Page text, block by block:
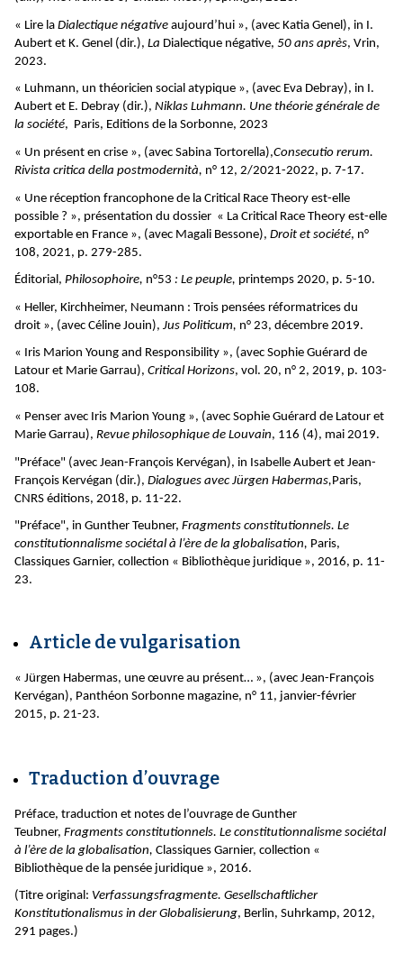
« Lire la Dialectique négative aujourd’hui », (avec Katia Genel), in I.
Aubert et K. Genel (dir.), La Dialectique négative, 50 ans après, Vrin,
2023.
« Luhmann, un théoricien social atypique », (avec Eva Debray), in I.
Aubert et E. Debray (dir.), Niklas Luhmann. Une théorie générale de
la société, Paris, Editions de la Sorbonne, 2023
« Un présent en crise », (avec Sabina Tortorella),Consecutio rerum.
Rivista critica della postmodernità, n° 12, 2/2021-2022, p. 7-17.
« Une réception francophone de la Critical Race Theory est-elle
possible ? », présentation du dossier « La Critical Race Theory est-elle
exportable en France », (avec Magali Bessone), Droit et société, n°
108, 2021, p. 279-285.
Éditorial, Philosophoire, n°53 : Le peuple, printemps 2020, p. 5-10.
« Heller, Kirchheimer, Neumann : Trois pensées réformatrices du
droit », (avec Céline Jouin), Jus Politicum, n° 23, décembre 2019.
« Iris Marion Young and Responsibility », (avec Sophie Guérard de
Latour et Marie Garrau), Critical Horizons, vol. 20, n° 2, 2019, p. 103-
108.
« Penser avec Iris Marion Young », (avec Sophie Guérard de Latour et
Marie Garrau), Revue philosophique de Louvain, 116 (4), mai 2019.
"Préface" (avec Jean-François Kervégan), in Isabelle Aubert et Jean-
François Kervégan (dir.), Dialogues avec Jürgen Habermas, Paris,
CNRS éditions, 2018, p. 11-22.
"Préface", in Gunther Teubner, Fragments constitutionnels. Le
constitutionnalisme sociétal à l’ère de la globalisation, Paris,
Classiques Garnier, collection « Bibliothèque juridique », 2016, p. 11-
23.
Article de vulgarisation
« Jürgen Habermas, une œuvre au présent… », (avec Jean-François
Kervégan), Panthéon Sorbonne magazine, n° 11, janvier-février
2015, p. 21-23.
Traduction d’ouvrage
Préface, traduction et notes de l’ouvrage de Gunther
Teubner, Fragments constitutionnels. Le constitutionnalisme sociétal
à l’ère de la globalisation, Classiques Garnier, collection «
Bibliothèque de la pensée juridique », 2016.
(Titre original: Verfassungsfragmente. Gesellschaftlicher
Konstitutionalismus in der Globalisierung, Berlin, Suhrkamp, 2012,
291 pages.)